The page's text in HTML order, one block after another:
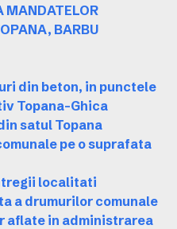
MANDATELOR
BARBU
din beton, in punctele
Topana-Ghica
satul Topana
pe o suprafata
localitati
a drumurilor comunale
aflate in administrarea